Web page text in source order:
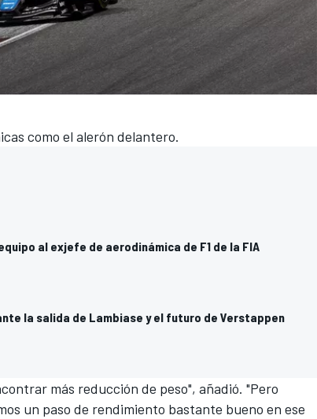
como el alerón delantero.
al exjefe de aerodinámica de F1 de la FIA
la salida de Lambiase y el futuro de Verstappen
más reducción de peso", añadió. "Pero
un paso de rendimiento bastante bueno en ese